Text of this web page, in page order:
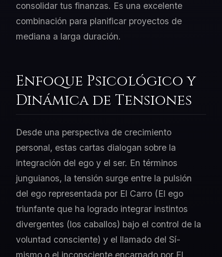
consolidar tus finanzas. Es una excelente
combinación para planificar proyectos de
mediana a larga duración.
Enfoque Psicológico y
Dinámica de Tensiones
Desde una perspectiva de crecimiento
personal, estas cartas dialogan sobre la
integración del ego y el ser. En términos
junguianos, la tensión surge entre la pulsión
del ego representada por El Carro (El ego
triunfante que ha logrado integrar instintos
divergentes (los caballos) bajo el control de la
voluntad consciente) y el llamado del Sí-